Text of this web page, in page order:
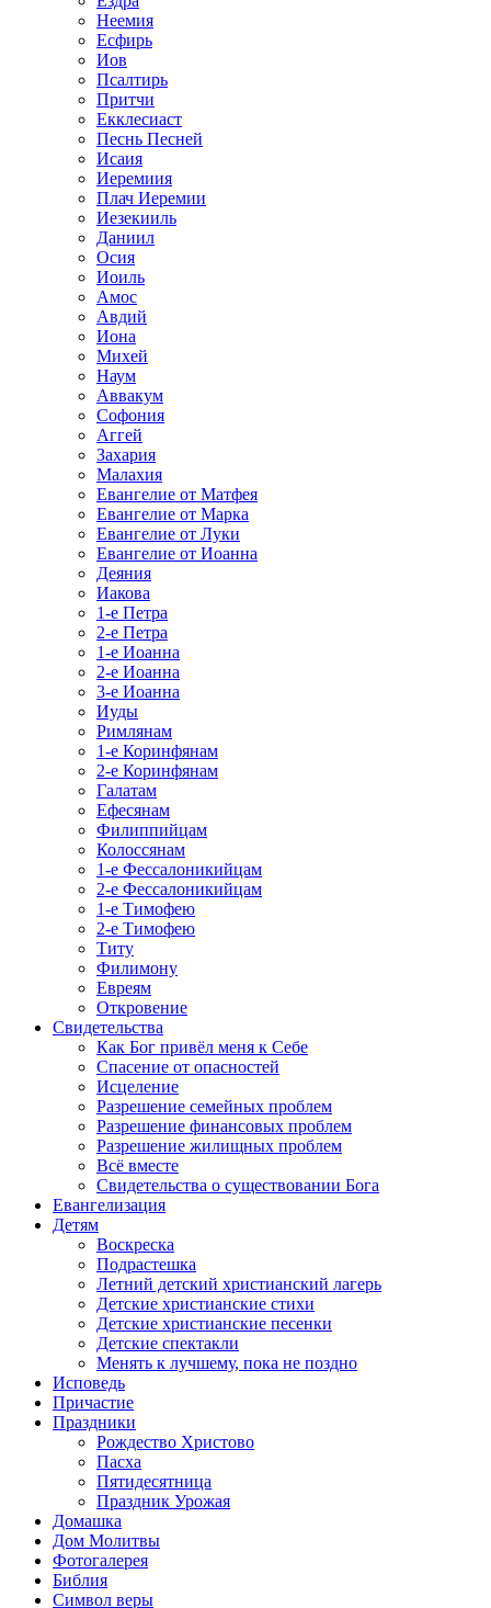
Неемия
Есфирь
Иов
Псалтирь
Притчи
Екклесиаст
Песнь Песней
Исаия
Иеремиия
Плач Иеремии
Иезекииль
Даниил
Осия
Иоиль
Амос
Авдий
Иона
Михей
Наум
Аввакум
Софония
Аггей
Захария
Малахия
Евангелие от Матфея
Евангелие от Марка
Евангелие от Луки
Евангелие от Иоанна
Деяния
Иакова
1-е Петра
2-е Петра
1-е Иоанна
2-е Иоанна
3-е Иоанна
Иуды
Римлянам
1-е Коринфянам
2-е Коринфянам
Галатам
Ефесянам
Филиппийцам
Колоссянам
1-е Фессалоникийцам
2-е Фессалоникийцам
1-е Тимофею
2-е Тимофею
Титу
Филимону
Евреям
Откровение
Свидетельства
Как Бог привёл меня к Себе
Спасение от опасностей
Исцеление
Разрешение семейных проблем
Разрешение финансовых проблем
Разрешение жилищных проблем
Всё вместе
Свидетельства о существовании Бога
Евангелизация
Детям
Воскреска
Подрастешка
Летний детский христианский лагерь
Детские христианские стихи
Детские христианские песенки
Детские спектакли
Менять к лучшему, пока не поздно
Исповедь
Причастие
Праздники
Рождество Христово
Пасха
Пятидесятница
Праздник Урожая
Домашка
Дом Молитвы
Фотогалерея
Библия
Символ веры